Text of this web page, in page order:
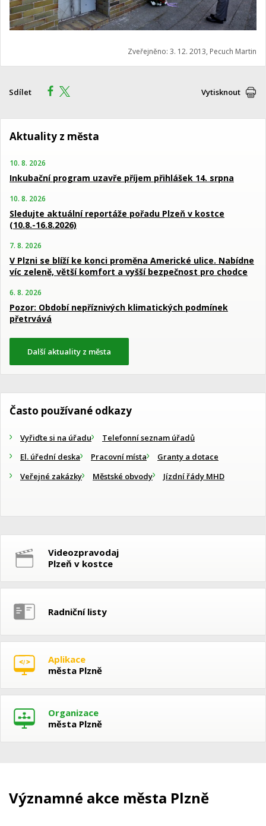
Zveřejněno: 3. 12. 2013, Pecuch Martin
Sdílet Vytisknout
Aktuality z města
10. 8. 2026
Inkubační program uzavře příjem přihlášek 14. srpna
10. 8. 2026
Sledujte aktuální reportáže pořadu Plzeň v kostce
(10.8.-16.8.2026)
7. 8. 2026
V Plzni se blíží ke konci proměna Americké ulice. Nabídne
víc zeleně, větší komfort a vyšší bezpečnost pro chodce
6. 8. 2026
Pozor: Období nepříznivých klimatických podmínek
přetrvává
Další aktuality z města
Často používané odkazy
Vyřiďte si na úřadu
Telefonní seznam úřadů
El. úřední deska
Pracovní místa
Granty a dotace
Veřejné zakázky
Městské obvody Jízdní řády MHD
Videozpravodaj
Plzeň v kostce
Radniční listy
Aplikace
města Plzně
Organizace
města Plzně
Významné akce města Plzně